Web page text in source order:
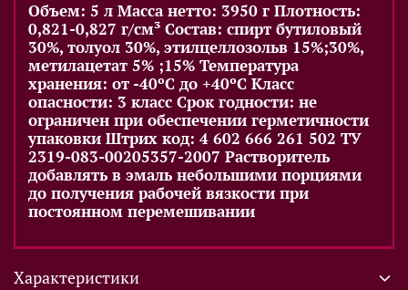
Объем: 5 л Масса нетто: 3950 г Плотность:
0,821-0,827 г/см³ Состав: спирт бутиловый
30%, толуол 30%, этилцеллозольв 15%;30%,
метилацетат 5% ;15% Температура
хранения: от -40ºС до +40ºС Класс
опасности: 3 класс Срок годности: не
ограничен при обеспечении герметичности
упаковки Штрих код: 4 602 666 261 502 ТУ
2319-083-00205357-2007 Растворитель
добавлять в эмаль небольшими порциями
до получения рабочей вязкости при
постоянном перемешивании
Характеристики